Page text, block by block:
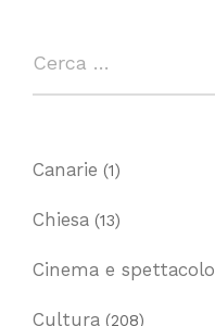
Canarie (1)
Chiesa (13)
Cinema e spettacolo
Cultura (208)